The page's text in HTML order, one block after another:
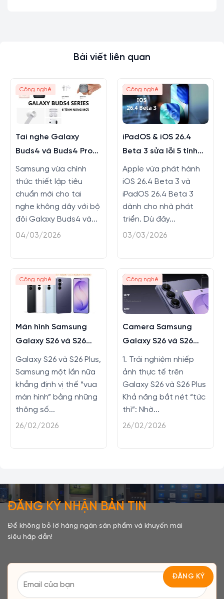
Bài viết liên quan
Công nghệ
Tai nghe Galaxy
Buds4 và Buds4 Pro
màu mới, tính năng
mới
Samsung vừa chính
thức thiết lập tiêu
chuẩn mới cho tai
nghe không dây với bộ
đôi Galaxy Buds4 và...
04/03/2026
Công nghệ
iPadOS & iOS 26.4
Beta 3 sửa lỗi 5 tính
năng
Apple vừa phát hành
iOS 26.4 Beta 3 và
iPadOS 26.4 Beta 3
dành cho nhà phát
triển. Dù đây...
03/03/2026
Công nghệ
Màn hình Samsung
Galaxy S26 và S26
Plus có gì mới không?
Galaxy S26 và S26 Plus,
Samsung một lần nữa
khẳng định vị thế “vua
màn hình” bằng những
thông số...
26/02/2026
Công nghệ
Camera Samsung
Galaxy S26 và S26
Plus có nâng cấp gì
không?
1. Trải nghiệm nhiếp
ảnh thực tế trên
Galaxy S26 và S26 Plus
Khả năng bắt nét “tức
thì”: Nhờ...
26/02/2026
ĐĂNG KÝ NHẬN BẢN TIN
Để không bỏ lỡ hàng ngàn sản phẩm và khuyến mãi
siêu hấp dẫn!